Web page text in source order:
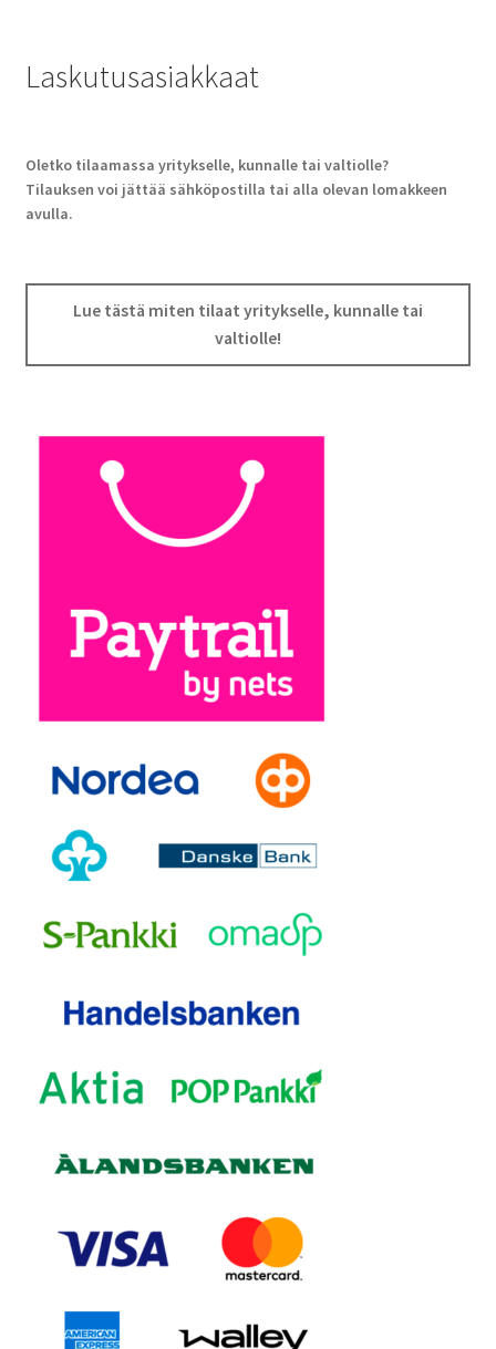
Laskutusasiakkaat
Oletko tilaamassa yritykselle, kunnalle tai valtiolle?
Tilauksen voi jättää sähköpostilla tai alla olevan lomakkeen
avulla.
Lue tästä miten tilaat yritykselle, kunnalle tai
valtiolle!